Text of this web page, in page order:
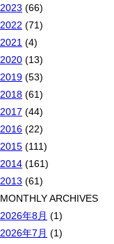
2023 (66)
2022 (71)
2021 (4)
2020 (13)
2019 (53)
2018 (61)
2017 (44)
2016 (22)
2015 (111)
2014 (161)
2013 (61)
MONTHLY ARCHIVES
2026年8月 (1)
2026年7月 (1)